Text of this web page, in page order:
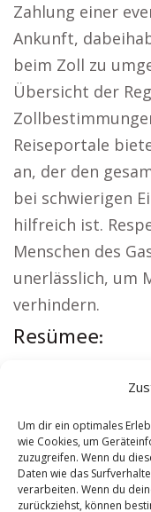
Um dir ein optimales
wie Cookies, um
zuzugreifen. Wenn du
Daten wie das
verarbeiten. Wenn du
zurückziehst, können
Zahlung einer
Ankunft,
beim Zoll zu
Übersicht der
Reiseportale
an, der den
bei schwierigen
hilfreich ist.
Menschen des
unerlässlich, um
verhindern.
Resümee:
Wohnung mieten
Reisebüro Dahn|
Hauskauf Dahn
Contents [show]